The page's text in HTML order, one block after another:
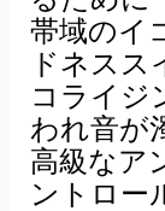
帯域のイ
ドネス
コライジ
われ音が
高級なア
ントロー